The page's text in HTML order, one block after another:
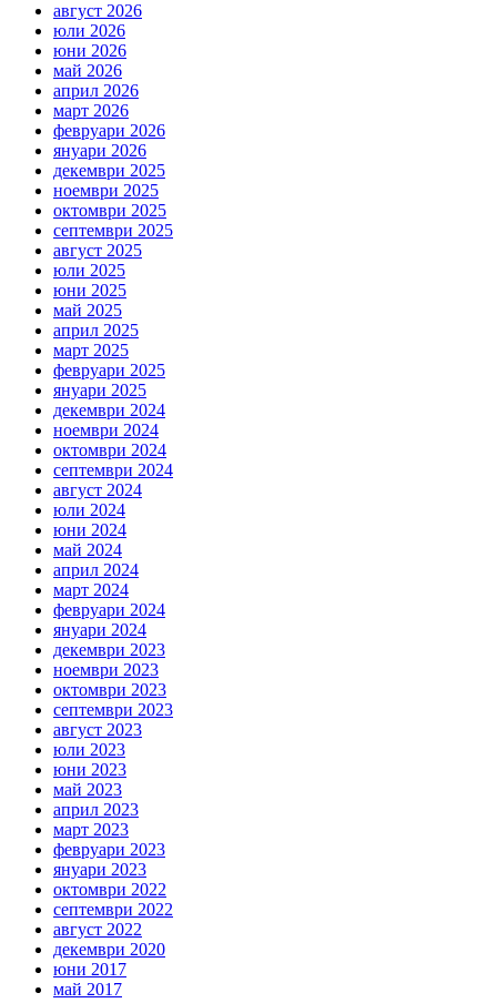
август 2026
юли 2026
юни 2026
май 2026
април 2026
март 2026
февруари 2026
януари 2026
декември 2025
ноември 2025
октомври 2025
септември 2025
август 2025
юли 2025
юни 2025
май 2025
април 2025
март 2025
февруари 2025
януари 2025
декември 2024
ноември 2024
октомври 2024
септември 2024
август 2024
юли 2024
юни 2024
май 2024
април 2024
март 2024
февруари 2024
януари 2024
декември 2023
ноември 2023
октомври 2023
септември 2023
август 2023
юли 2023
юни 2023
май 2023
април 2023
март 2023
февруари 2023
януари 2023
октомври 2022
септември 2022
август 2022
декември 2020
юни 2017
май 2017